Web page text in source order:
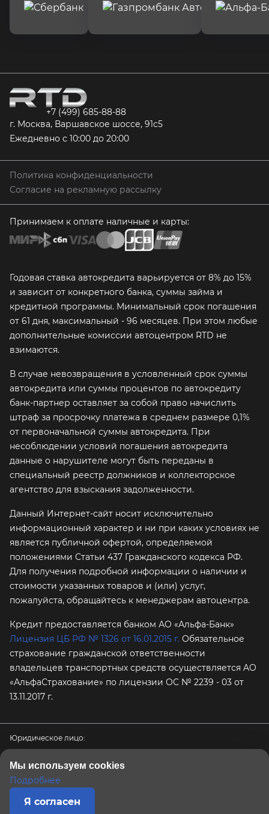
Мы используем cookies
Подробнее
Я согласен
+7 (499) 685-88-88
г. Москва, Варшавское шоссе, 91с5
Ежедневно с 10:00 до 20:00
Политика конфиденциальности
Согласие на рекламную рассылку
Принимаем к оплате наличные и карты:
Годовая ставка автокредита варьируется от 8% до 15%
и зависит от конкретного банка, суммы займа и
кредитной программы. Минимальный срок погашения
от 61 дня, максимальный - 96 месяцев. При этом любые
дополнительные комиссии автоцентром RTD не
взимаются.
В случае невозвращения в условленный срок суммы
автокредита или суммы процентов по автокредиту
банк-партнер оставляет за собой право начислить
штраф за просрочку платежа в среднем размере 0,1%
от первоначальной суммы автокредита. При
несоблюдении условий погашения автокредита
данные о нарушителе могут быть переданы в
специальный реестр должников и коллекторское
агентство для взыскания задолженности.
Данный Интернет-сайт носит исключительно
информационный характер и ни при каких условиях не
является публичной офертой, определяемой
положениями Статьи 437 Гражданского кодекса РФ.
Для получения подробной информации о наличии и
стоимости указанных товаров и (или) услуг,
пожалуйста, обращайтесь к менеджерам автоцентра.
Кредит предоставляется банком АО «Альфа-Банк»
Лицензия ЦБ РФ № 1326 от 16.01.2015 г. Обязательное
страхование гражданской ответственности
владельцев транспортных средств осуществляется AO
«АльфаСтрахование» по лицензии ОС № 2239 - 03 от
13.11.2017 г.
Юридическое лицо:
ИНН / КПП / ОГРН:
9726082881 / 772601001 / 1247700576232
Физический / юридический адрес: